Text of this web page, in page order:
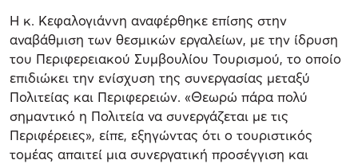
Η κ. Κεφαλογιάννη αναφέρθηκε επίσης στην
αναβάθμιση των θεσμικών εργαλείων, με την ίδρυση
του Περιφερειακού Συμβουλίου Τουρισμού, το οποίο
επιδιώκει την ενίσχυση της συνεργασίας μεταξύ
Πολιτείας και Περιφερειών. «Θεωρώ πάρα πολύ
σημαντικό η Πολιτεία να συνεργάζεται με τις
Περιφέρειες», είπε, εξηγώντας ότι ο τουριστικός
τομέας απαιτεί μια συνεργατική προσέγγιση και